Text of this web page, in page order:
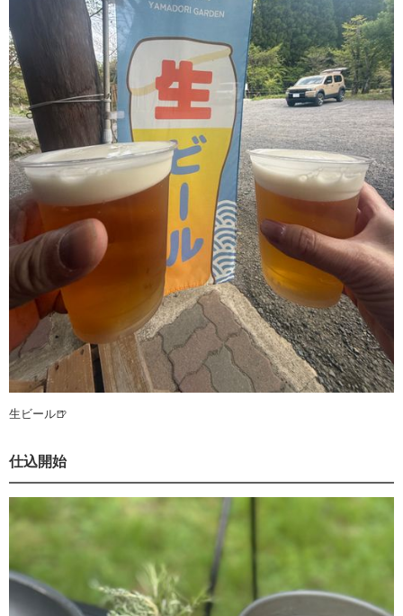
生ビール🍺
仕込開始